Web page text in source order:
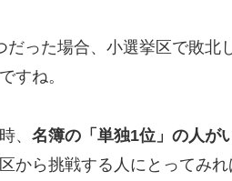
だった場合、小選挙区で敗
すね。
、 名簿の「単独1位」の人が
から挑戦する人にとってみ